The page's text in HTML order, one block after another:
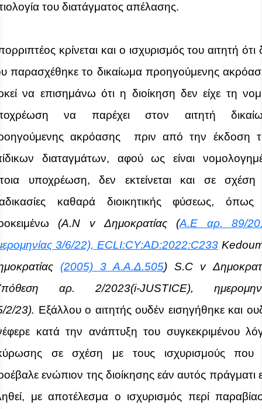
του διατάγματος απέλασης.
κρίνεται και ο ισχυρισμός του αιτητή ότι
παρασχέθηκε το δικαίωμα προηγούμενης
να επισημάνω ότι η διοίκηση δεν είχε τη
να παρέχει στον αιτητή
ακρόασης πριν από την έκδοση
διαταγμάτων, αφού ως είναι
υποχρέωση, δεν εκτείνεται και σε
καθαρά διοικητικής φύσεως, όπως
(Α.Ν v Δημοκρατίας (Α.Ε αρ. 89/
3/6/22), ECLI:CY:AD:2022:C233
(2005) 3 Α.Α.Δ.505) S.C v
αρ. 2/2023(i-JUSTICE),
2/23). Εξάλλου ο αιτητής ουδέν εισηγήθηκε και
κατά την ανάπτυξη του συγκεκριμένου
σε σχέση με τους ισχυρισμούς που
ενώπιον της διοίκησης εάν αυτός πράγματι
με αποτέλεσμα ο ισχυρισμός περί